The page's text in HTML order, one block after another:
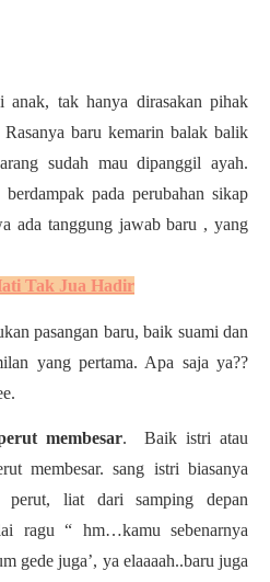
anak, tak hanya dirasakan pihak
baru kemarin balak balik
sudah mau dipanggil ayah.
pada perubahan sikap
ada tanggung jawab baru , yang
Tak Jua Hadir
pasangan baru, baik suami dan
yang pertama. Apa saja ya??
membesar. Baik istri atau
membesar. sang istri biasanya
liat dari samping depan
ragu “ hm…kamu sebenarnya
gede juga’, ya elaaaah..baru juga